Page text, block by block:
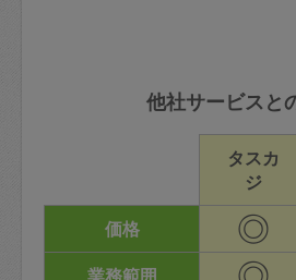
他社サービスと
タスカ
ジ
価格
◎